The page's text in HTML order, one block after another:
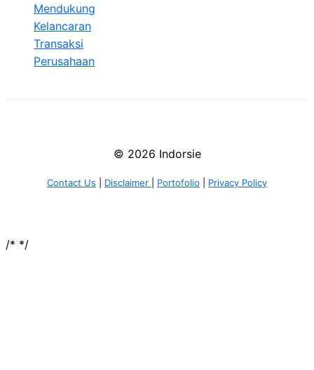
Mendukung
Kelancaran
Transaksi
Perusahaan
© 2026 Indorsie
Contact Us Disclaimer Portofolio Privacy Policy
/* */